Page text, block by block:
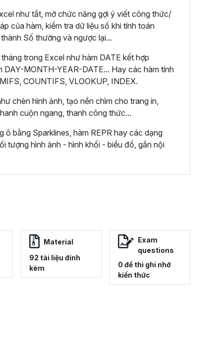
như tắt, mở chức năng gợi ý viết công thức/
của hàm, kiểm tra dữ liệu số khi tính toán
Số thường và ngược lại...
trong Excel như hàm DATE kết hợp
DAY-MONTH-YEAR-DATE... Hay các hàm tính
COUNTIFS, VLOOKUP, INDEX.
chèn hình ảnh, tạo nền chìm cho trang in,
cuộn ngang, thanh công thức...
bằng Sparklines, hàm REPR hay các dạng
tượng hình ảnh - hình khối - biểu đồ, gắn nội
Material
92 tài liệu đính
kèm
Exam
questions
0 đề thi ghi nhớ
kiến thức